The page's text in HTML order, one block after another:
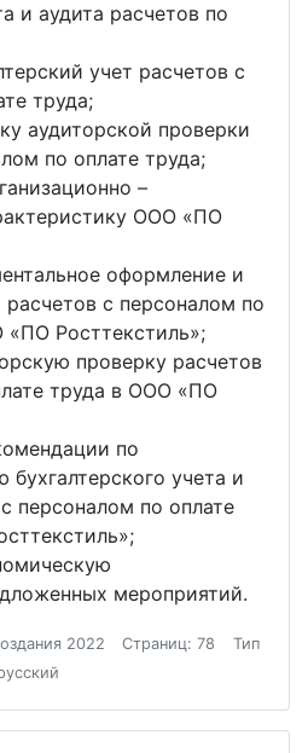
и аудита расчетов по
учет расчетов с
труда;
аудиторской проверки
по оплате труда;
–
ООО «ПО
оформление и
расчетов с персоналом по
Росттекстиль»;
проверку расчетов
труда в ООО «ПО
по
учета и
персоналом по оплате
мероприятий.
2022 Страниц: 78
Тип